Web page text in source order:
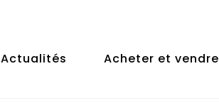
Actualités Acheter et vendre